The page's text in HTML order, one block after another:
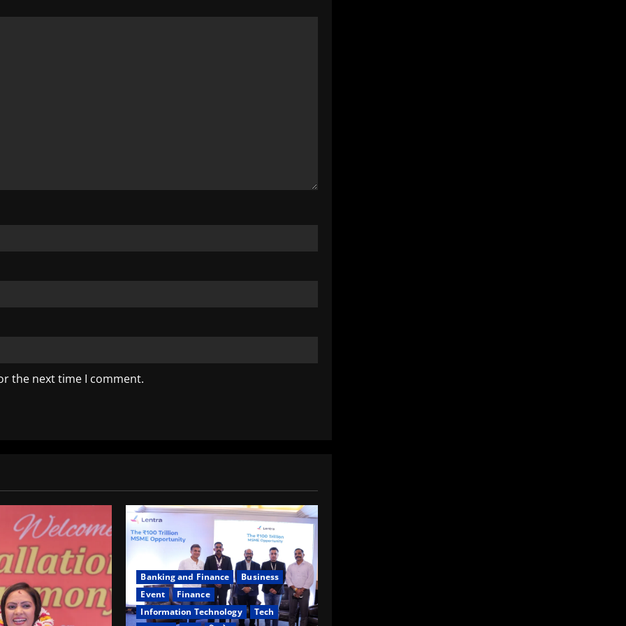
the next time I comment.
Banking and Finance
Business
Event
Finance
Information Technology
Tech